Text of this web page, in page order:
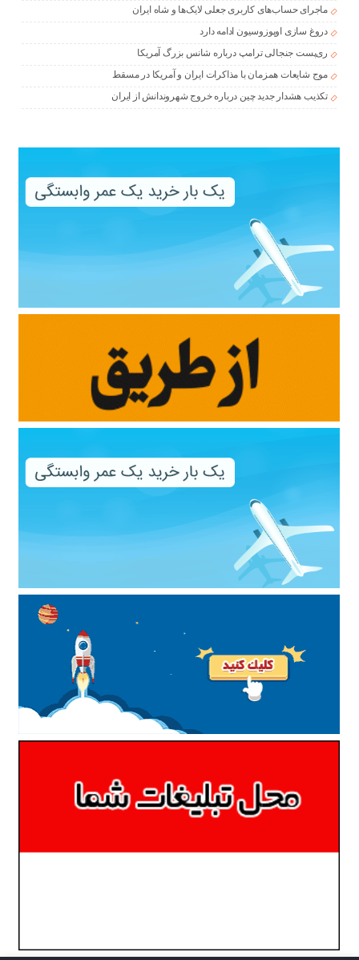
ماجرای حساب‌های کاربری جعلی لایک‌ها و شاه ایران
دروغ سازی اوپوزوسیون ادامه دارد
ری‌پست جنجالی ترامپ درباره شانس بزرگ آمریکا
موج شایعات همزمان با مذاکرات ایران و آمریکا در مسقط
تکذیب هشدار جدید چین درباره خروج شهروندانش از ایران